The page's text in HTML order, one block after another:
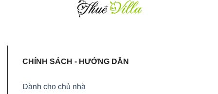
CHÍNH SÁCH - HƯỚNG DẪN
Dành cho chủ nhà